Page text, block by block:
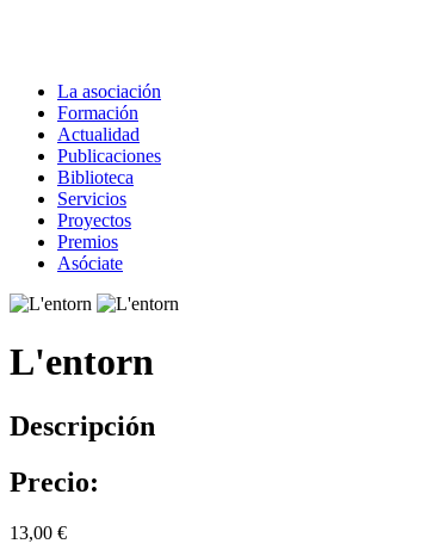
La asociación
Formación
Actualidad
Publicaciones
Biblioteca
Servicios
Proyectos
Premios
Asóciate
L'entorn
Descripción
Precio:
13,00 €